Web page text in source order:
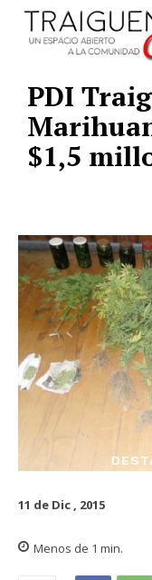
PDI
$1,5
11 de Dic , 2015
Menos de 1 min.